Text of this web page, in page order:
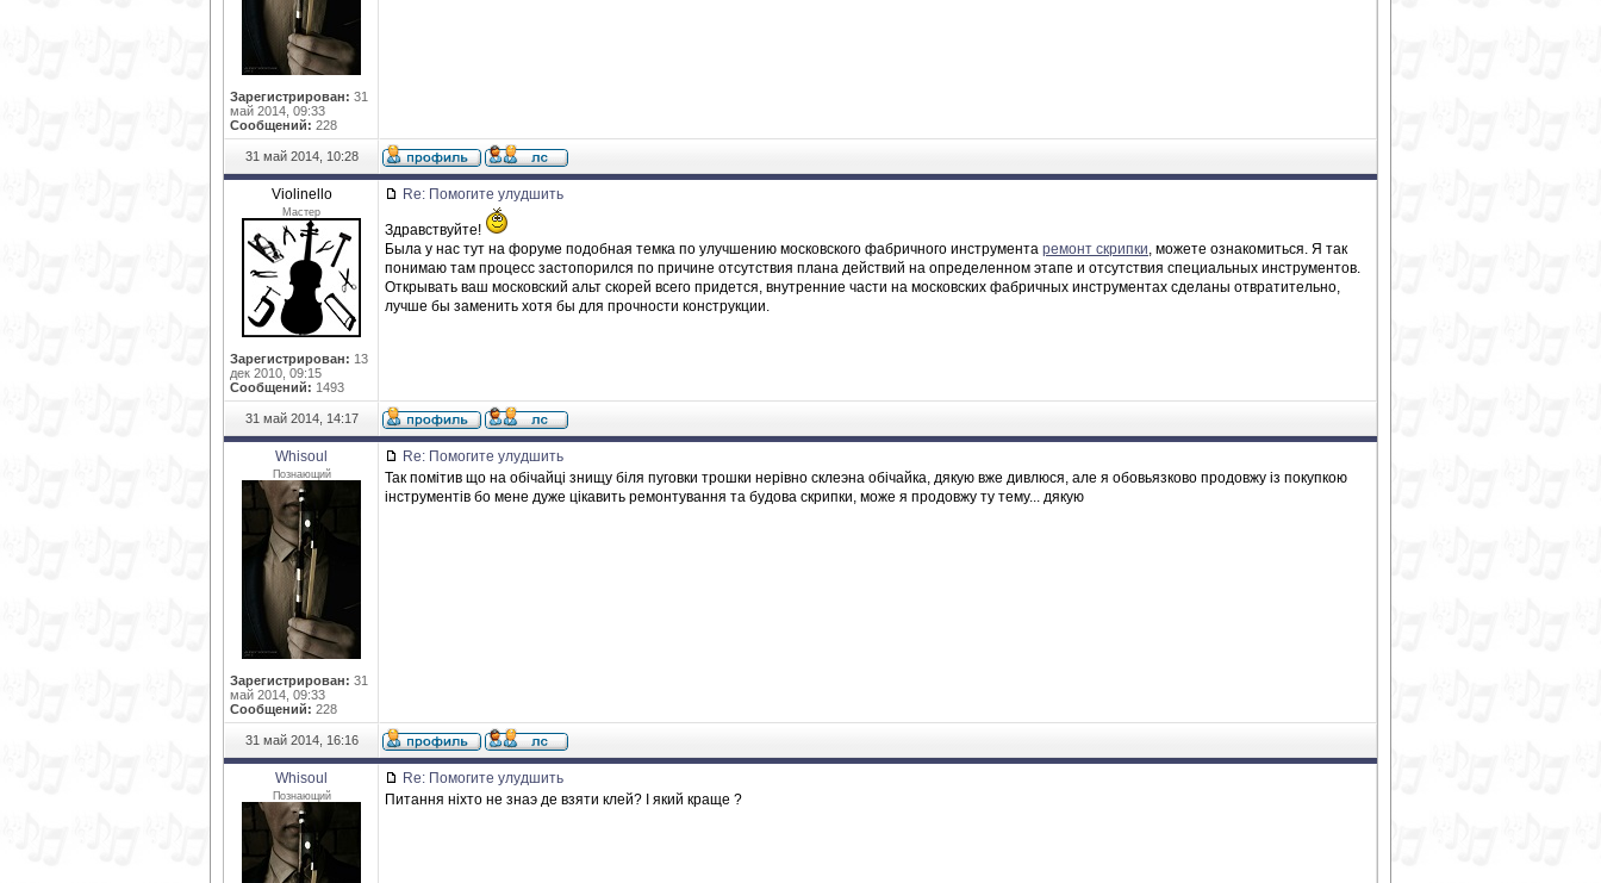
Зарегистрирован: 31
май 2014, 09:33
Сообщений: 228
31 май 2014, 10:28
Violinello
Мастер
Зарегистрирован: 13
дек 2010, 09:15
Сообщений: 1493
Re: Помогите улудшить
Здравствуйте!
Была у нас тут на форуме подобная темка по улучшению московского фабричного инструмента ремонт скрипки, можете ознакомиться. Я так
понимаю там процесс застопорился по причине отсутствия плана действий на определенном этапе и отсутствия специальных инструментов.
Открывать ваш московский альт скорей всего придется, внутренние части на московских фабричных инструментах сделаны отвратительно,
лучше бы заменить хотя бы для прочности конструкции.
31 май 2014, 14:17
Whisoul
Познающий
Зарегистрирован: 31
май 2014, 09:33
Сообщений: 228
Re: Помогите улудшить
Так помітив що на обічайці знищу біля пуговки трошки нерівно склеэна обічайка, дякую вже дивлюся, але я обовьязково продовжу із покупкою
інструментів бо мене дуже цікавить ремонтування та будова скрипки, може я продовжу ту тему... дякую
31 май 2014, 16:16
Whisoul
Познающий
Re: Помогите улудшить
Питання ніхто не знаэ де взяти клей? І який краще ?